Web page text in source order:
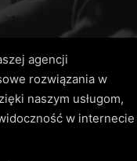
agencji
rozwiązania w
naszym usługom,
w internecie